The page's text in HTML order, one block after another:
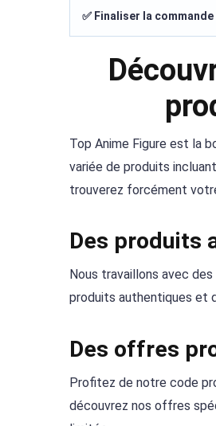
✅ Finaliser la commande
Top Anime Figure est la
variée de produits
trouverez forcément
Des produits
Nous travaillons avec
produits authentiques et
Des offres
Profitez de notre code
découvrez nos offres